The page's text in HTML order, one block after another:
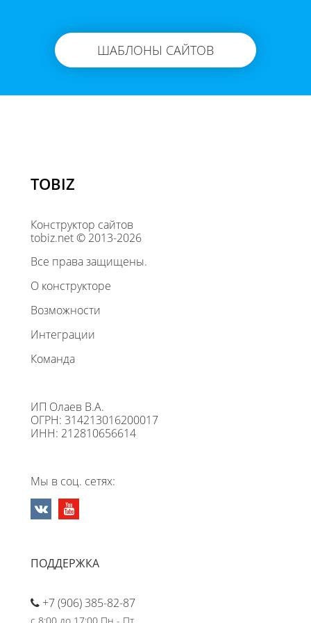
ШАБЛОНЫ САЙТОВ
TOBIZ
Конструктор сайтов
tobiz.net © 2013-2026
Все права защищены.
О конструкторе
Возможности
Интеграции
Команда
ИП Олаев В.А.
ОГРН: 314213016200017
ИНН: 212810656614
Мы в соц. сетях:
ПОДДЕРЖКА
+7 (906) 385-82-87